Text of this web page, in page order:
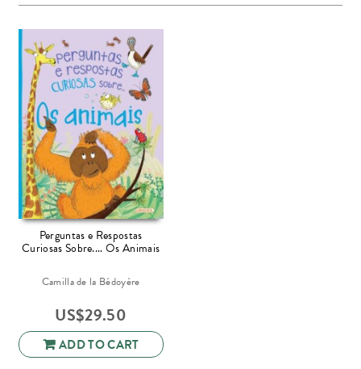
Perguntas e Respostas
Curiosas Sobre.... Os Animais
Camilla de la Bédoyère
US$29.50
ADD TO CART